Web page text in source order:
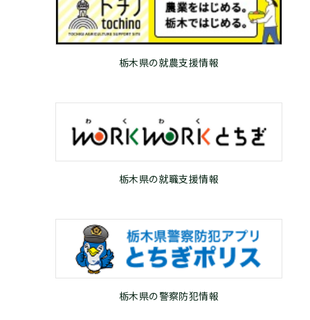
栃木県の就農支援情報
栃木県の就職支援情報
栃木県の警察防犯情報